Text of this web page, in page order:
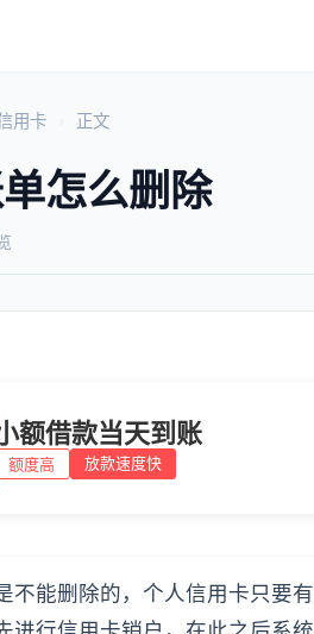
用卡 正文
怎么删除
额借款当天到账
额度高 放款速度快
不能删除的，个人信用卡只要